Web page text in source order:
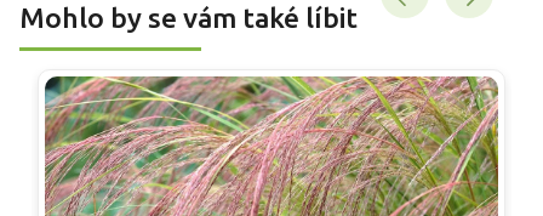
Mohlo by se vám také líbit